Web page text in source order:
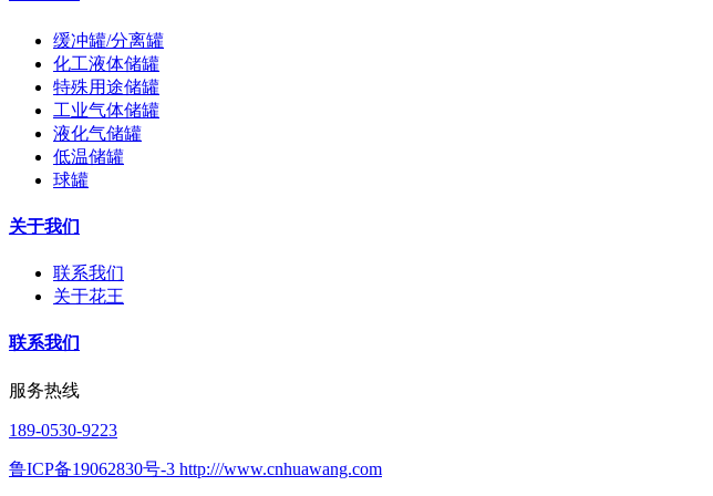
缓冲罐/分离罐
化工液体储罐
特殊用途储罐
工业气体储罐
液化气储罐
低温储罐
球罐
关于我们
联系我们
关于花王
联系我们
服务热线
189-0530-9223
鲁ICP备19062830号-3 http:///www.cnhuawang.com